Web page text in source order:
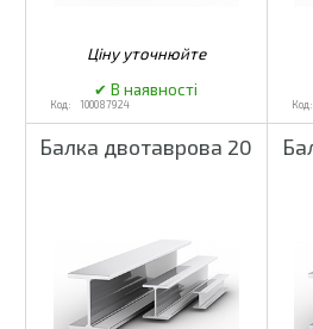
100087924
Балка двотаврова 20